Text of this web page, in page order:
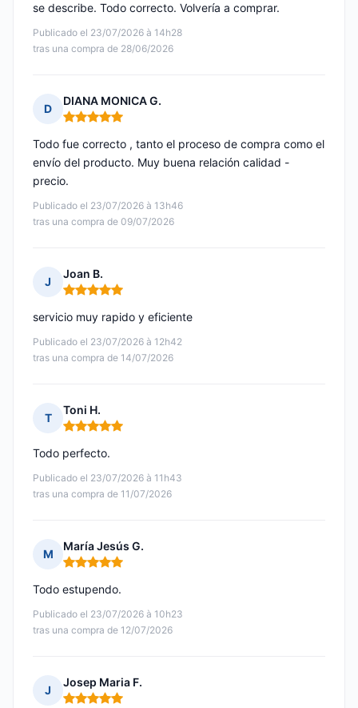
Publicado el 23/07/2026 à 14h28
tras una compra de 28/06/2026
se describe. Todo correcto. Volvería a comprar.
D
DIANA MONICA G.
Nota: 5 de 5
Publicado el 23/07/2026 à 13h46
tras una compra de 09/07/2026
Todo fue correcto , tanto el proceso de compra como el
envío del producto. Muy buena relación calidad -
precio.
J
Joan B.
Nota: 5 de 5
Publicado el 23/07/2026 à 12h42
tras una compra de 14/07/2026
servicio muy rapido y eficiente
T
Toni H.
Nota: 5 de 5
Publicado el 23/07/2026 à 11h43
tras una compra de 11/07/2026
Todo perfecto.
M
María Jesús G.
Nota: 5 de 5
Publicado el 23/07/2026 à 10h23
tras una compra de 12/07/2026
Todo estupendo.
J
Josep Maria F.
Nota: 5 de 5